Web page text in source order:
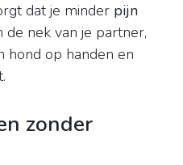
dat je minder pijn
nek van je partner,
hond op handen en
zonder